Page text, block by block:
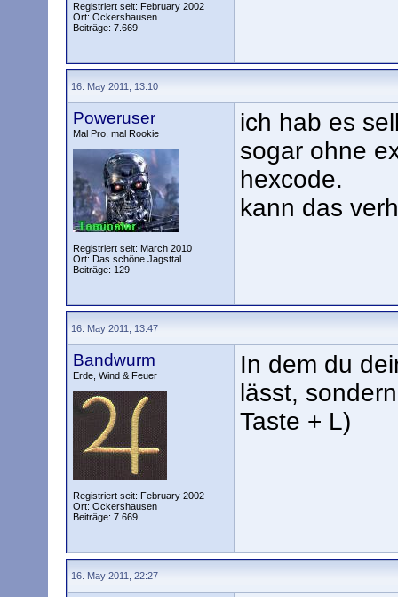
Registriert seit: February 2002
Ort: Ockershausen
Beiträge: 7.669
16. May 2011, 13:10
Poweruser
Mal Pro, mal Rookie
Registriert seit: March 2010
Ort: Das schöne Jagsttal
Beiträge: 129
ich hab es
sogar ohne
hexcode.
kann das
16. May 2011, 13:47
Bandwurm
Erde, Wind & Feuer
Registriert seit: February 2002
Ort: Ockershausen
Beiträge: 7.669
In dem du
lässt,
Taste + L)
16. May 2011, 22:27